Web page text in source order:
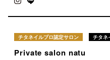
チタネイルプロ認定サロン チタネ
Private salon natu